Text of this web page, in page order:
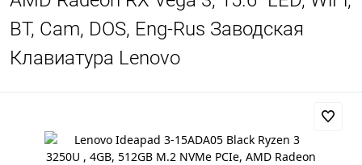
BT, Cam, DOS, Eng-Rus Заводская
Клавиатура Lenovo